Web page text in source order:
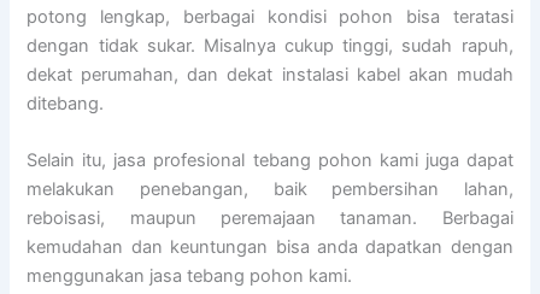
potong lengkap, berbagai kondisi pohon bisa teratasi
dengan tidak sukar. Misalnya cukup tinggi, sudah rapuh,
dekat perumahan, dan dekat instalasi kabel akan mudah
ditebang.
Selain itu, jasa profesional tebang pohon kami juga dapat
melakukan penebangan, baik pembersihan lahan,
reboisasi, maupun peremajaan tanaman. Berbagai
kemudahan dan keuntungan bisa anda dapatkan dengan
menggunakan jasa tebang pohon kami.